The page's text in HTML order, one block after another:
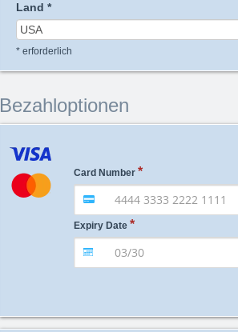
Land *
* erforderlich
Bezahloptionen
Card Number
Expiry Date